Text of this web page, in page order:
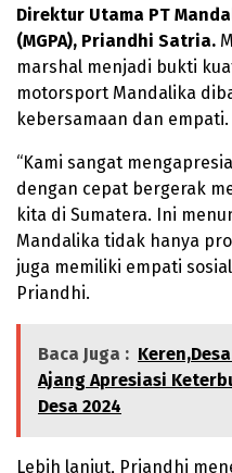
Direktur Utama PT
(MGPA), Priandhi Satria.
marshal menjadi bukti
motorsport Mandalika
kebersamaan dan empati.
“Kami sangat
dengan cepat bergerak
kita di Sumatera. Ini
Mandalika tidak hanya
juga memiliki empati
Priandhi.
Baca Juga :
Ajang Apresiasi
Desa 2024
Lebih lanjut, Priandhi